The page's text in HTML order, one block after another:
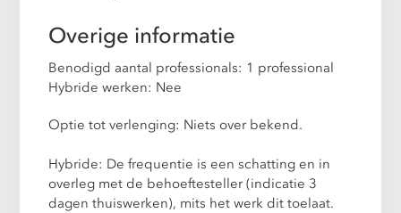
Overige informatie
Benodigd aantal professionals: 1 professional
Hybride werken: Nee
Optie tot verlenging: Niets over bekend.
Hybride: De frequentie is een schatting en in
overleg met de behoeftesteller (indicatie 3
dagen thuiswerken), mits het werk dit toelaat.